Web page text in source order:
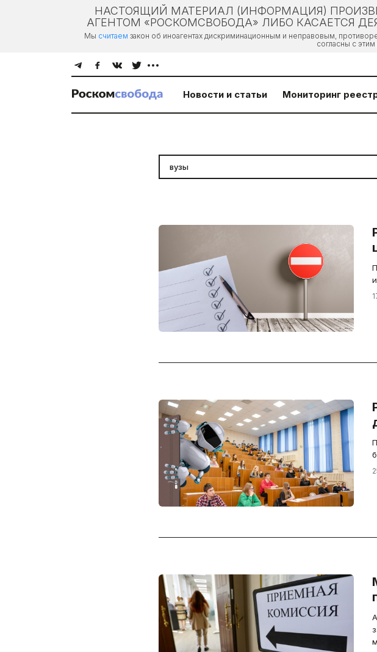
НАСТОЯЩИЙ МАТЕРИАЛ (ИНФОРМАЦИЯ)
АГЕНТОМ «РОСКОМСВОБОДА» ЛИБО КАСАЕТСЯ
Мы считаем закон об иноагентах дискриминационным и неправовым,
согласны с
Новости и статьи Мониторинг